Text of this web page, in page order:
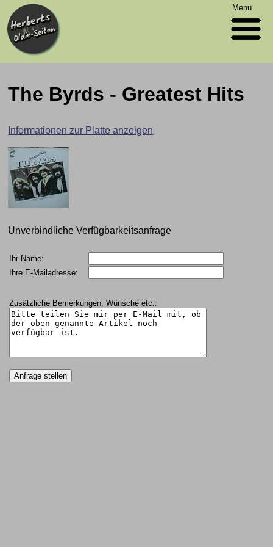
Menü
The Byrds - Greatest Hits
Informationen zur Platte anzeigen
Unverbindliche Verfügbarkeitsanfrage
Ihr Name:
Ihre E-Mailadresse:
Zusätzliche Bemerkungen, Wünsche etc.: